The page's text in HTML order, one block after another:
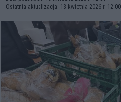
Ostatnia aktualizacja: 13 kwietnia 2026 r. 12:00